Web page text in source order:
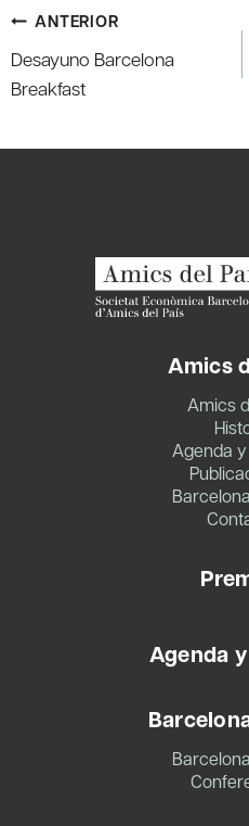
Navegación
de
entradas
ANTERIOR
Desayuno Barcelona
Breakfast
Amics
Amics
Agenda
Agenda